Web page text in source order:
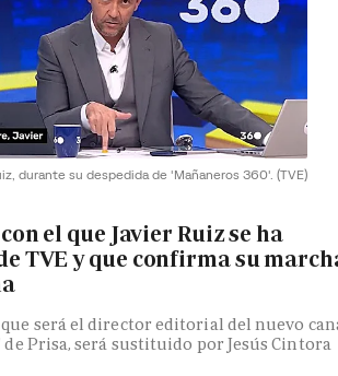
durante su despedida de 'Mañaneros 360'. (TVE)
el que Javier Ruiz se ha
TVE y que confirma su
será el director editorial del nuevo
de Prisa, será sustituido por Jesús Cintora